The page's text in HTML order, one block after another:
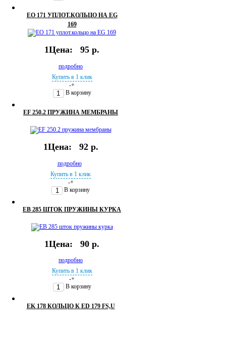
EO 171 УПЛОТ.КОЛЬЦО НА EG
169
1Цена: 95 р.
подробно
Купить в 1 клик
-+
В корзину
EF 250.2 ПРУЖИНА МЕМБРАНЫ
1Цена: 92 р.
подробно
Купить в 1 клик
-+
В корзину
EB 285 ШТОК ПРУЖИНЫ КУРКА
1Цена: 90 р.
подробно
Купить в 1 клик
-+
В корзину
EK 178 КОЛЬЦО К ED 179 FS,U